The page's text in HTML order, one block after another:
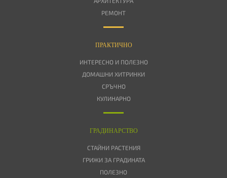
РЕМОНТ
ПРАКТИЧНО
ИНТЕРЕСНО И ПОЛЕЗНО
ДОМАШНИ ХИТРИНКИ
СРЪЧНО
КУЛИНАРНО
ГРАДИНАРСТВО
СТАЙНИ РАСТЕНИЯ
ГРИЖИ ЗА ГРАДИНАТА
ПОЛЕЗНО